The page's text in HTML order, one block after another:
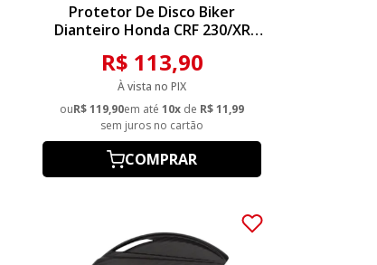
Protetor De Disco Biker
Dianteiro Honda CRF 230/XR
R$ 113,90
À vista no PIX
ouR$ 119,90em até10x de R$ 11,99
sem juros no cartão
COMPRAR